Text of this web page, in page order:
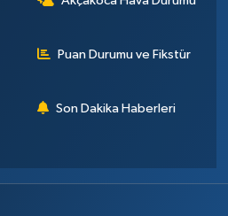
Puan Durumu ve Fikstür
Son Dakika Haberleri